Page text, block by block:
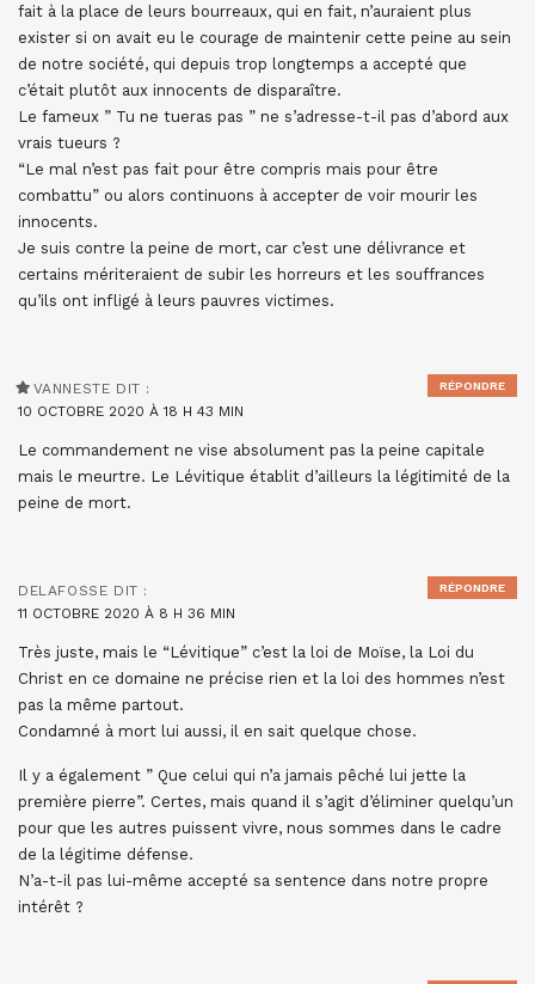
fait à la place de leurs bourreaux, qui en fait, n’auraient plus
exister si on avait eu le courage de maintenir cette peine au sein
de notre société, qui depuis trop longtemps a accepté que
c’était plutôt aux innocents de disparaître.
Le fameux ” Tu ne tueras pas ” ne s’adresse-t-il pas d’abord aux
vrais tueurs ?
“Le mal n’est pas fait pour être compris mais pour être
combattu” ou alors continuons à accepter de voir mourir les
innocents.
Je suis contre la peine de mort, car c’est une délivrance et
certains mériteraient de subir les horreurs et les souffrances
qu’ils ont infligé à leurs pauvres victimes.
VANNESTE DIT :
10 OCTOBRE 2020 À 18 H 43 MIN
Le commandement ne vise absolument pas la peine capitale
mais le meurtre. Le Lévitique établit d’ailleurs la légitimité de la
peine de mort.
RÉPONDRE
DELAFOSSE DIT :
11 OCTOBRE 2020 À 8 H 36 MIN
Très juste, mais le “Lévitique” c’est la loi de Moïse, la Loi du
Christ en ce domaine ne précise rien et la loi des hommes n’est
pas la même partout.
Condamné à mort lui aussi, il en sait quelque chose.
Il y a également ” Que celui qui n’a jamais pêché lui jette la
première pierre”. Certes, mais quand il s’agit d’éliminer quelqu’un
pour que les autres puissent vivre, nous sommes dans le cadre
de la légitime défense.
N’a-t-il pas lui-même accepté sa sentence dans notre propre
intérêt ?
RÉPONDRE